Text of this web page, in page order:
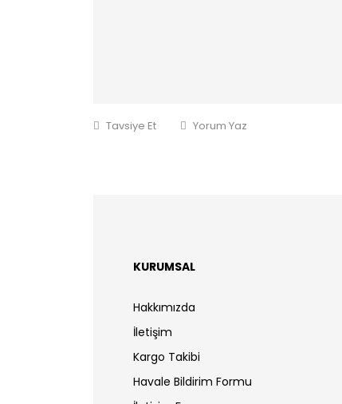
Tavsiye Et Yorum Yaz
KURUMSAL
Hakkımızda
İletişim
Kargo Takibi
Havale Bildirim Formu